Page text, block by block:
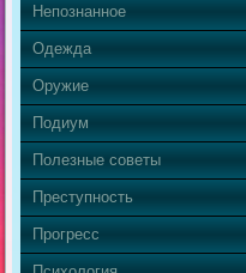
Непознанное
Одежда
Оружие
Подиум
Полезные советы
Преступность
Прогресс